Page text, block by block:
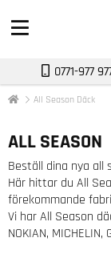
0771-977
All Season Däck
ALL SEASON
Beställ dina nya all
Här hittar du All
förekommande
Vi har All Season
NOKIAN, MICHELIN,